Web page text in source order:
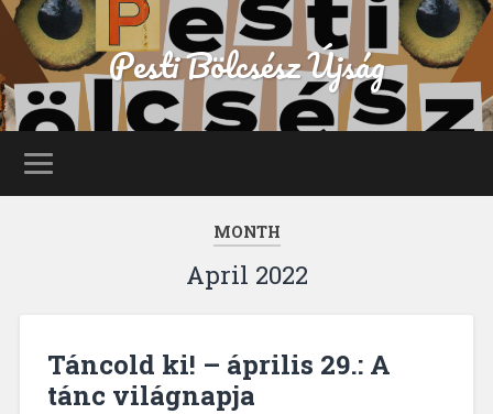
Pesti Bölcsész Újság
MONTH
April 2022
Táncold ki! – április 29.: A
tánc világnapja